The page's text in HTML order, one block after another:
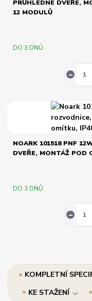
PRŮHLEDNÉ DVEŘE,
12 MODULŮ
DO 3 DNŮ
NOARK 101518 PNF
DVEŘE, MONTÁŽ POD
DO 3 DNŮ
KOMPLETNÍ
KE STAŽENÍ